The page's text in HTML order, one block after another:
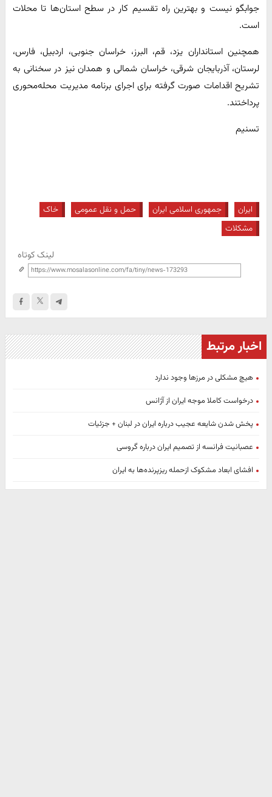
جوابگو نیست و بهترین راه تقسیم کار در سطح استان‌ها تا محلات
است.
همچنین استانداران یزد، قم، البرز، خراسان جنوبی، اردبیل، فارس،
لرستان، آذربایجان شرقی، خراسان شمالی و همدان نیز در سخنانی به
تشریح اقدامات صورت گرفته برای اجرای برنامه مدیریت محله‌محوری
پرداختند.
تسنیم
ایران جمهوری اسلامی ایران حمل و نقل عمومی
خاک
مشکلات
لینک کوتاه
اخبار مرتبط
هیچ مشکلی در مرزها وجود ندارد
درخواست کاملا موجه ایران از آژانس
پخش شدن شایعه عجیب درباره ایران در لبنان + جزئیات
عصبانیت فرانسه از تصمیم ایران درباره گروسی
افشای ابعاد مشکوک ازحمله ریزپرنده‌ها به ایران